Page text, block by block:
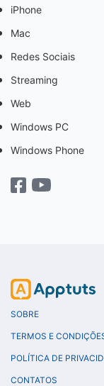
iPhone
Mac
Redes Sociais
Streaming
Web
Windows PC
Windows Phone
SOBRE
TERMOS E
POLÍTICA DE
CONTATOS